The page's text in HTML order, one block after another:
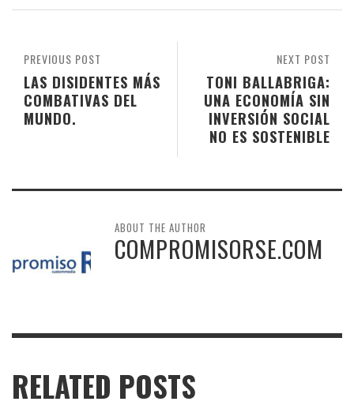
NEXT POST
TONI BALLABRIGA:
UNA ECONOMÍA SIN
INVERSIÓN SOCIAL
NO ES SOSTENIBLE
PREVIOUS POST
LAS DISIDENTES MÁS
COMBATIVAS DEL
MUNDO.
ABOUT THE AUTHOR
COMPROMISORSE.COM
RELATED POSTS